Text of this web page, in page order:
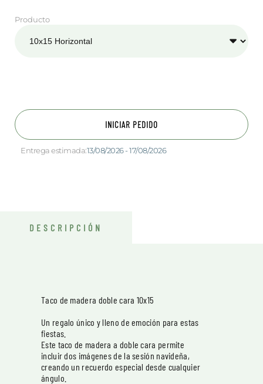
Producto
INICIAR PEDIDO
Entrega estimada:13/08/2026 - 17/08/2026
DESCRIPCIÓN
Taco de madera doble cara 10x15
Un regalo único y lleno de emoción para estas
fiestas.
Este taco de madera a doble cara permite
incluir dos imágenes de la sesión navideña,
creando un recuerdo especial desde cualquier
ángulo.